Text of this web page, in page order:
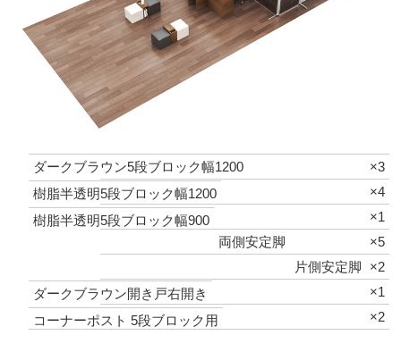
ダークブラウン5段ブロック幅1200
×3
樹脂半透明5段ブロック幅1200
×4
樹脂半透明5段ブロック幅900
×1
両側安定脚
×5
片側安定脚
×2
ダークブラウン開き戸右開き
×1
コーナーポスト 5段ブロック用
×2